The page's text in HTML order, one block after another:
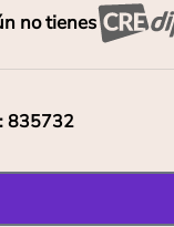
no tienes
:835732